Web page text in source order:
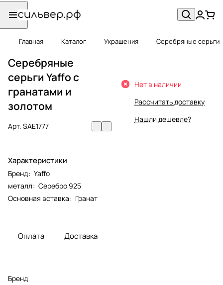
Главная Каталог Украшения Серебряные серьги
Серебряные
серьги Yaffo с
гранатами и
золотом
Арт. SAE1777
Характеристики
Бренд: Yaffo
металл: Серебро 925
Основная вставка: Гранат
Нет в наличии
Рассчитать доставку
Нашли дешевле?
Оплата Доставка
Бренд